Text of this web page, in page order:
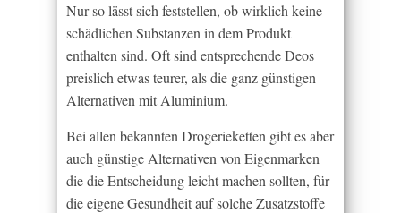
Nur so lässt sich feststellen, ob wirklich keine
schädlichen Substanzen in dem Produkt
enthalten sind. Oft sind entsprechende Deos
preislich etwas teurer, als die ganz günstigen
Alternativen mit Aluminium.
Bei allen bekannten Drogerieketten gibt es aber
auch günstige Alternativen von Eigenmarken
die die Entscheidung leicht machen sollten, für
die eigene Gesundheit auf solche Zusatzstoffe